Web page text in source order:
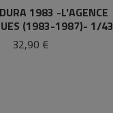
1983 -L'AGENCE
(1983-1987)- 1/43
32,90 €